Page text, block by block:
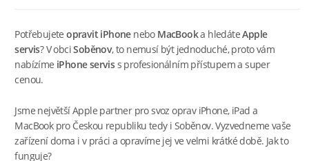
Potřebujeteopravit iPhonenebo MacBooka hledáteApple
servis? V obciSoběnov, to nemusí být jednoduché, proto vám
nabízíme iPhone serviss profesionálním přístupem a super
cenou.
Jsme největší Apple partner pro svoz oprav iPhone, iPad a
MacBook pro Českou republiku tedy i Soběnov. Vyzvedneme vaše
zařízení doma i v práci a opravíme jej ve velmi krátké době. Jak to
funguje?